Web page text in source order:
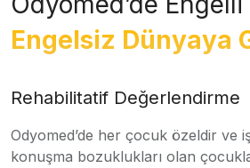
Engelsiz Dünyaya
Rehabilitatif Değerlendirme
Odyomed’de her çocuk özeldir ve
konuşma bozuklukları olan